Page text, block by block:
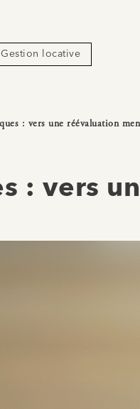
Gestion locative
: vers une réévaluation
: vers